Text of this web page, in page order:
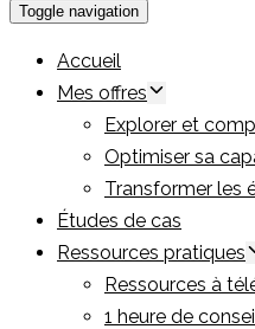
Toggle navigation
Accueil
Mes offres
Explorer et
Optimiser sa
Transformer les
Études de cas
Ressources pratiques
Ressources à
1 heure de